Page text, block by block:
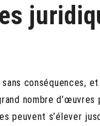
conséquences,
nombre
peuvent s’élever